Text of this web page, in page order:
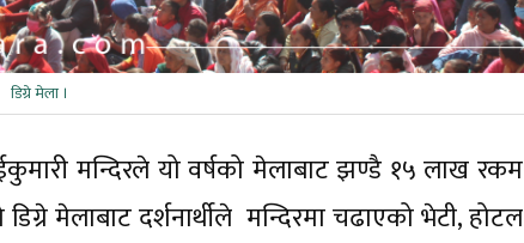
डिग्रे मेला ।
मन्दिरले यो वर्षको मेलाबाट झण्डै १५ लाख रकम
मेलाबाट दर्शनार्थीले मन्दिरमा चढाएको भेटी, होटल